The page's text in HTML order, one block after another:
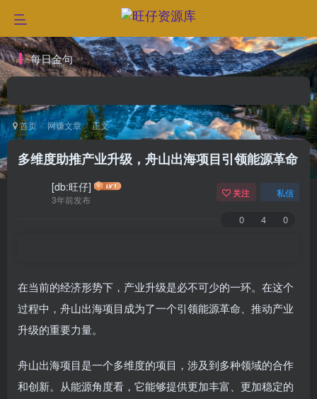
每日金句
首页 网赚文章 正文
多维度助推产业升级，舟山出海项目引领能源革命
[db:旺仔]
3年前发布
关注 私信
0 4 0
在当前的经济形势下，产业升级是必不可少的一环。在这个
过程中，舟山出海项目成为了一个引领能源革命、推动产业
升级的重要力量。
舟山出海项目是一个多维度的项目，涉及到多种领域的合作
和创新。从能源角度看，它能够提供更加丰富、更加稳定的